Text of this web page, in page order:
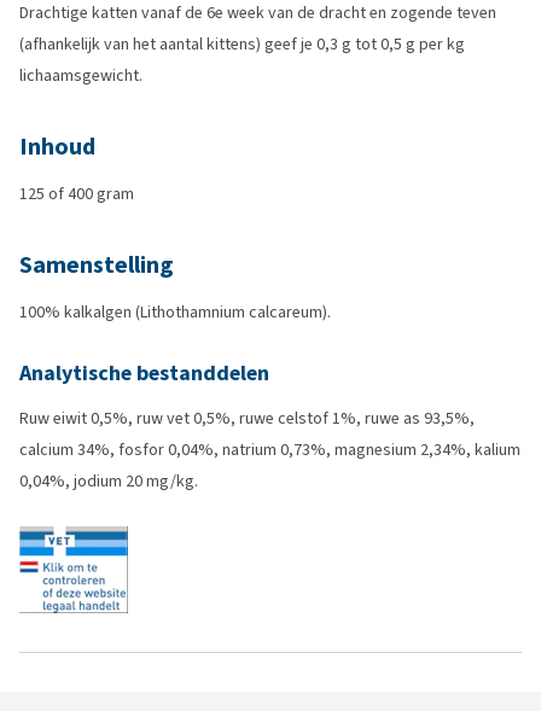
Drachtige katten vanaf de 6e week van de dracht en zogende teven
(afhankelijk van het aantal kittens) geef je 0,3 g tot 0,5 g per kg
lichaamsgewicht.
Inhoud
125 of 400 gram
Samenstelling
100% kalkalgen (Lithothamnium calcareum).
Analytische bestanddelen
Ruw eiwit 0,5%, ruw vet 0,5%, ruwe celstof 1%, ruwe as 93,5%,
calcium 34%, fosfor 0,04%, natrium 0,73%, magnesium 2,34%, kalium
0,04%, jodium 20 mg/kg.